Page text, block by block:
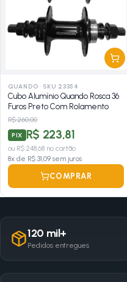
QUANDO · SKU 23354
Cubo Alumínio Quando Rosca 36
Furos Preto Com Rolamento
R$ 260,00
PIX R$ 223,81
ou R$ 248,68 no cartão
8x de R$ 31,09 sem juros
COMPRAR
120 mil+
Pedidos entregues